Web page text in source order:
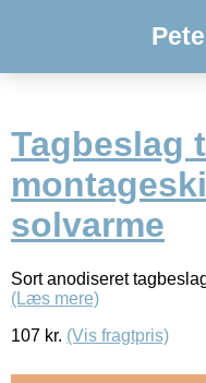
Tagbeslag
solvarme
Sort anodiseret
(Læs mere)
107 kr. (Vis fragtpris)